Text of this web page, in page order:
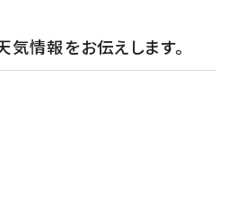
情報をお伝えします。